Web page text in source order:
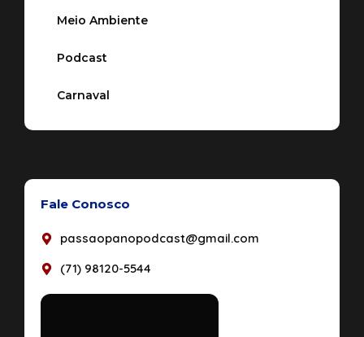
Meio Ambiente
Podcast
Carnaval
Fale Conosco
passaopanopodcast@gmail.com
(71) 98120-5544